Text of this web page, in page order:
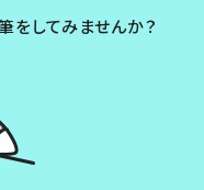
をしてみませんか？